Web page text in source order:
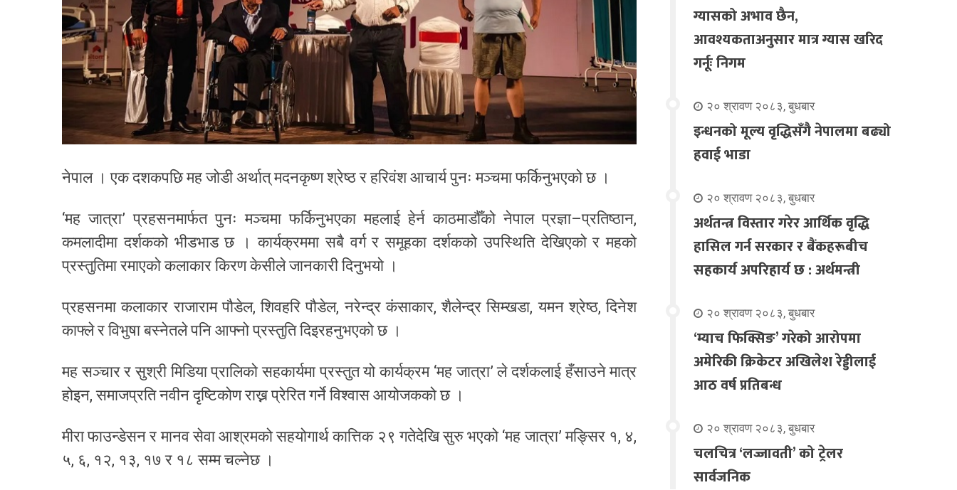
नेपाल । एक दशकपछि मह जोडी अर्थात् मदनकृष्ण श्रेष्ठ र हरिवंश आचार्य पुनः मञ्चमा फर्किनुभएको छ ।
‘मह जात्रा’ प्रहसनमार्फत पुनः मञ्चमा फर्किनुभएका महलाई हेर्न काठमाडौँको नेपाल प्रज्ञा–प्रतिष्ठान,
कमलादीमा दर्शकको भीडभाड छ । कार्यक्रममा सबै वर्ग र समूहका दर्शकको उपस्थिति देखिएको र महको
प्रस्तुतिमा रमाएको कलाकार किरण केसीले जानकारी दिनुभयो ।
प्रहसनमा कलाकार राजाराम पौडेल, शिवहरि पौडेल, नरेन्द्र कंसाकार, शैलेन्द्र सिम्खडा, यमन श्रेष्ठ, दिनेश
काफ्ले र विभुषा बस्नेतले पनि आफ्नो प्रस्तुति दिइरहनुभएको छ ।
मह सञ्चार र सुश्री मिडिया प्रालिको सहकार्यमा प्रस्तुत यो कार्यक्रम ‘मह जात्रा’ ले दर्शकलाई हँसाउने मात्र
होइन, समाजप्रति नवीन दृष्टिकोण राख्न प्रेरित गर्ने विश्वास आयोजकको छ ।
मीरा फाउन्डेसन र मानव सेवा आश्रमको सहयोगार्थ कात्तिक २९ गतेदेखि सुरु भएको ‘मह जात्रा’ मङ्सिर १, ४,
५, ६, १२, १३, १७ र १८ सम्म चल्नेछ ।
ग्यासको अभाव छैन,
आवश्यकताअनुसार मात्र ग्यास खरिद
गर्नूः निगम
२० श्रावण २०८३, बुधबार
इन्धनको मूल्य वृद्धिसँगै नेपालमा बढ्यो
हवाई भाडा
२० श्रावण २०८३, बुधबार
अर्थतन्त्र विस्तार गरेर आर्थिक वृद्धि
हासिल गर्न सरकार र बैंकहरूबीच
सहकार्य अपरिहार्य छ : अर्थमन्त्री
२० श्रावण २०८३, बुधबार
‘म्याच फिक्सिङ’ गरेको आरोपमा
अमेरिकी क्रिकेटर अखिलेश रेड्डीलाई
आठ वर्ष प्रतिबन्ध
२० श्रावण २०८३, बुधबार
चलचित्र ‘लज्जावती’ को ट्रेलर
सार्वजनिक